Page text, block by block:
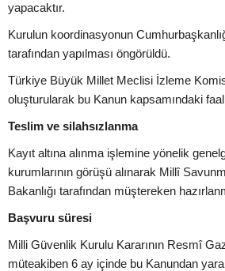
yapacaktır.
Kurulun koordinasyonun
tarafından yapılması öngörüldü.
Türkiye Büyük Millet Meclisi İzleme
oluşturularak bu Kanun kapsamındaki
Teslim ve silahsızlanma
Kayıt altına alınma işlemine yönelik
kurumlarının görüşü alınarak Millî
Bakanlığı tarafından müştereken
Başvuru süresi
Milli Güvenlik Kurulu Kararının Resmî
müteakiben 6 ay içinde bu Kanundan